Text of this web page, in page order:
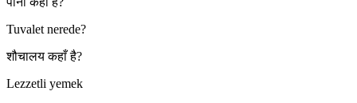
Tuvalet nerede?
शौचालय कहाँ है?
Lezzetli yemek